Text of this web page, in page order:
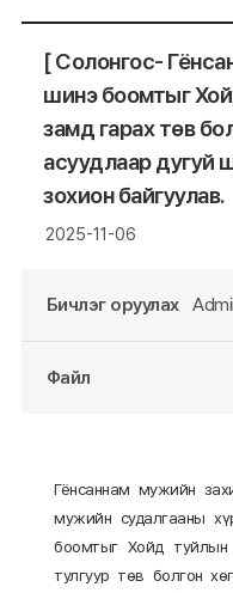
[ Солонгос-
шинэ боомтыг
замд гарах төв
асуудлаар дугуй
зохион байгуулав.
2025-11-06
Бичлэг оруулах
Файл
Гёнсаннам мужийн
мужийн судалгааны
боомтыг Хойд туйлын
тулгуур төв болгон